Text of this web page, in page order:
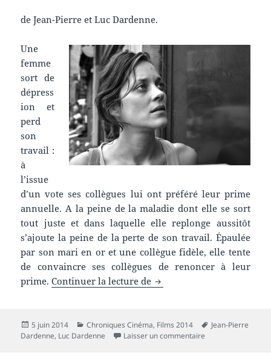
de Jean-Pierre et Luc Dardenne.
Une
femme
sort de
dépress
ion et
perd
son
travail :
à
l’issue
d’un vote ses collègues lui ont préféré leur prime
annuelle. A la peine de la maladie dont elle se sort
tout juste et dans laquelle elle replonge aussitôt
s’ajoute la peine de la perte de son travail. Épaulée
par son mari en or et une collègue fidèle, elle tente
de convaincre ses collègues de renoncer à leur
prime.Continuer la lecture de Chronique film : Deux
Publié
le
5 juin 2014 Catégories
Chroniques Cinéma, Films 2014
Mots-
Jean-Pierre
Dardenne, Luc Dardenne Laisser un commentaire